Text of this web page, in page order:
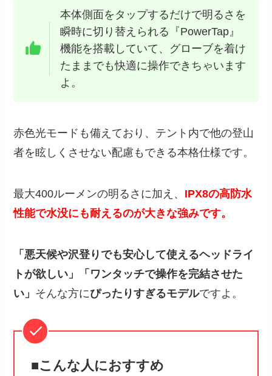
本体側面をタップするだけで明るさを
瞬時に切り替えられる『PowerTap』
機能を搭載していて、グローブを着け
たままでも快適に操作できちゃいます
よ。
赤色光モードも備えており、テント内で他の登山
者を眩しくさせない配慮もできる本格仕様です。
最大400ルーメンの明るさに加え、 IPX8の高防水
性能で水没にも耐えるのが大きな強みです。
「悪天候や沢登りでも安心して使えるヘッドライ
トが欲しい」「ワンタッチで操作を完結させた
い」 そんな方にぴったりすぎるモデルですよ。
■こんな人におすすめ